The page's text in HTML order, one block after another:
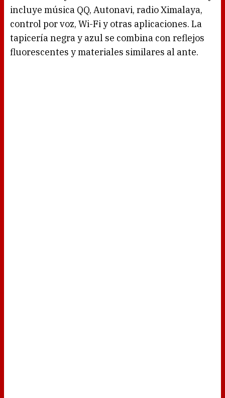
incluye música QQ, Autonavi, radio Ximalaya,
control por voz, Wi-Fi y otras aplicaciones. La
tapicería negra y azul se combina con reflejos
fluorescentes y materiales similares al ante.